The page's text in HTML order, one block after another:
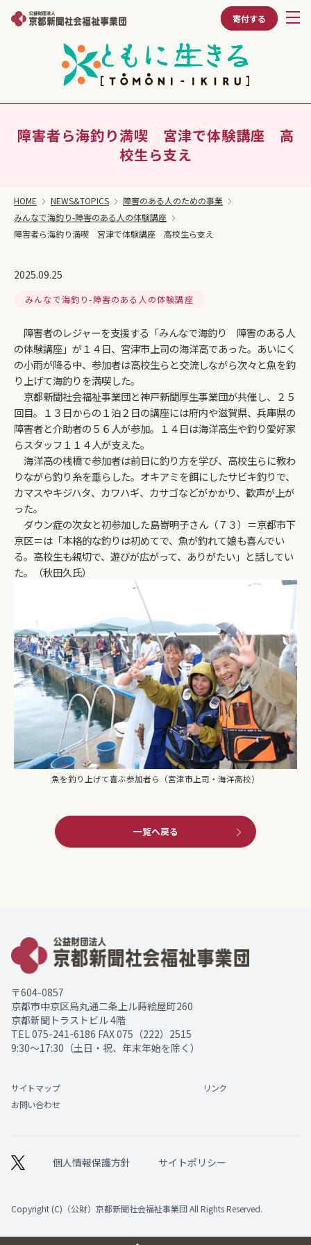
寄付する
障害者ら海釣り満喫 宮津で体験講座 高
校生ら支え
HOME NEWS&TOPICS
障害のある人のための事業
みんなで海釣り-障害のある人の体験講座
障害者ら海釣り満喫 宮津で体験講座 高校生ら支え
2025.09.25
みんなで海釣り-障害のある人の体験講座
障害者のレジャーを支援する「みんなで海釣り 障害のある人
の体験講座」が１４日、宮津市上司の海洋高であった。あいにく
の小雨が降る中、参加者は高校生らと交流しながら次々と魚を釣
り上げて海釣りを満喫した。
京都新聞社会福祉事業団と神戸新聞厚生事業団が共催し、２５
回目。１３日からの１泊２日の講座には府内や滋賀県、兵庫県の
障害者と介助者の５６人が参加。１４日は海洋高生や釣り愛好家
らスタッフ１１４人が支えた。
海洋高の桟橋で参加者は前日に釣り方を学び、高校生らに教わ
りながら釣り糸を垂らした。オキアミを餌にしたサビキ釣りで、
カマスやキジハタ、カワハギ、カサゴなどがかかり、歓声が上が
った。
ダウン症の次女と初参加した島嵜明子さん（７３）＝京都市下
京区＝は「本格的な釣りは初めてで、魚が釣れて娘も喜んでい
る。高校生も親切で、遊びが広がって、ありがたい」と話してい
た。（秋田久氏）
魚を釣り上げて喜ぶ参加者ら（宮津市上司・海洋高校）
一覧へ戻る
〒604-0857
京都市中京区烏丸通二条上ル蒔絵屋町260
京都新聞トラストビル 4階
TEL 075-241-6186 FAX 075（222）2515
9:30～17:30（土日・祝、年末年始を除く）
サイトマップ
リンク
お問い合わせ
個人情報保護方針 サイトポリシー
Copyright (C)（公財）京都新聞社会福祉事業団 All Rights Reserved.